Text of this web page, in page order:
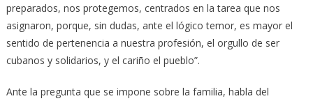
preparados, nos protegemos, centrados en la tarea que nos
asignaron, porque, sin dudas, ante el lógico temor, es mayor el
sentido de pertenencia a nuestra profesión, el orgullo de ser
cubanos y solidarios, y el cariño el pueblo”.
Ante la pregunta que se impone sobre la familia, habla del